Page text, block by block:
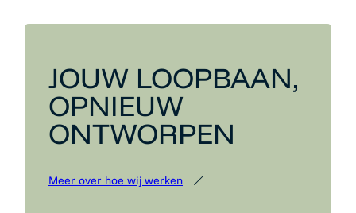
JOUW LOOPBAAN,
OPNIEUW
ONTWORPEN
Meer over hoe wij werken